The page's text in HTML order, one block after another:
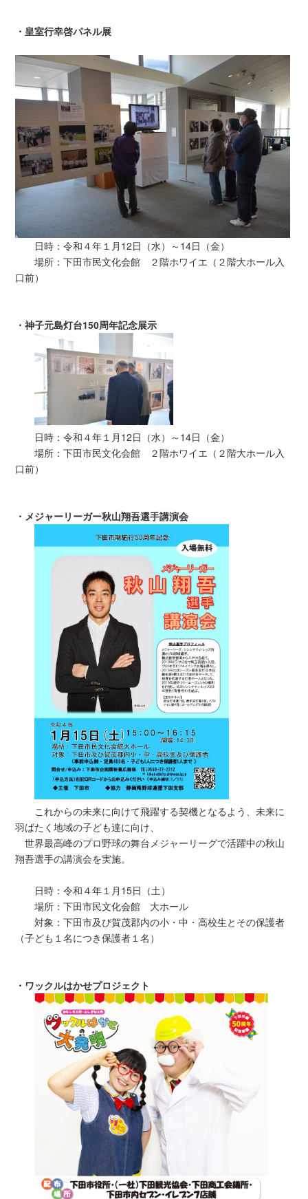
・皇室行幸啓パネル展
日時：令和４年１月12日（水）～14日（金）
場所：下田市民文化会館 ２階ホワイエ（２階大ホール入
口前）
・神子元島灯台150周年記念展示
日時：令和４年１月12日（水）～14日（金）
場所：下田市民文化会館 ２階ホワイエ（２階大ホール入
口前）
・メジャーリーガー秋山翔吾選手講演会
これからの未来に向けて飛躍する契機となるよう、未来に
羽ばたく地域の子ども達に向け、
世界最高峰のプロ野球の舞台メジャーリーグで活躍中の秋山
翔吾選手の講演会を実施。
日時：令和４年１月15日（土）
場所：下田市民文化会館 大ホール
対象：下田市及び賀茂郡内の小・中・高校生とその保護者
（子ども１名につき保護者１名）
・ワックルはかせプロジェクト